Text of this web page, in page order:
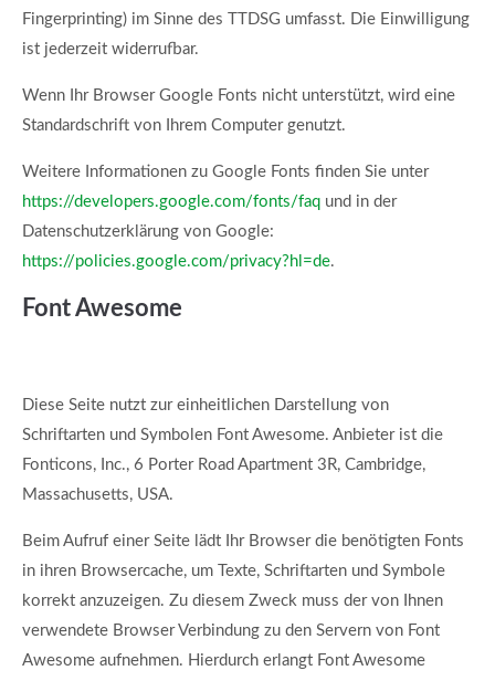
Fingerprinting) im Sinne des TTDSG umfasst. Die Einwilligung
ist jederzeit widerrufbar.
Wenn Ihr Browser Google Fonts nicht unterstützt, wird eine
Standardschrift von Ihrem Computer genutzt.
Weitere Informationen zu Google Fonts finden Sie unter
https://developers.google.com/fonts/faq und in der
Datenschutzerklärung von Google:
https://policies.google.com/privacy?hl=de.
Font Awesome
Diese Seite nutzt zur einheitlichen Darstellung von
Schriftarten und Symbolen Font Awesome. Anbieter ist die
Fonticons, Inc., 6 Porter Road Apartment 3R, Cambridge,
Massachusetts, USA.
Beim Aufruf einer Seite lädt Ihr Browser die benötigten Fonts
in ihren Browsercache, um Texte, Schriftarten und Symbole
korrekt anzuzeigen. Zu diesem Zweck muss der von Ihnen
verwendete Browser Verbindung zu den Servern von Font
Awesome aufnehmen. Hierdurch erlangt Font Awesome